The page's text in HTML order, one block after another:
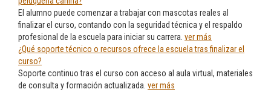
El alumno puede comenzar a trabajar con mascotas reales al
finalizar el curso, contando con la seguridad técnica y el respaldo
profesional de la escuela para iniciar su carrera. ver más
¿Qué soporte técnico o recursos ofrece la escuela tras finalizar el
curso?
Soporte continuo tras el curso con acceso al aula virtual, materiales
de consulta y formación actualizada. ver más